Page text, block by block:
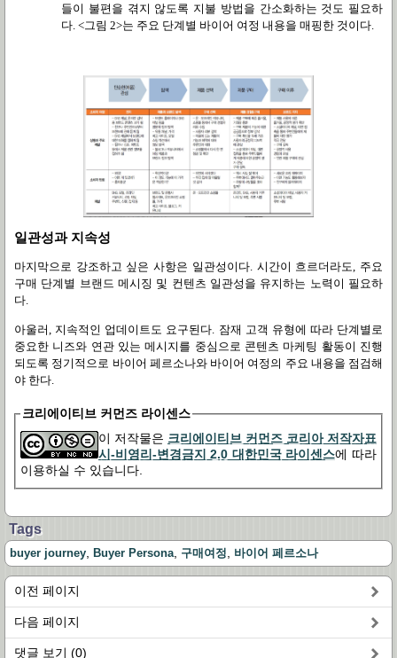
들이 불편을 겪지 않도록 지불 방법을 간소화하는 것도 필요하
다 . <그림2>는 주요 단계별 바이어 여정 내용을 매핑한 것이다
일관성과 지속성
마지막으로 강조하고 싶은 사항은 일관성이다. 시간이 흐르더라도, 주요
구매 단계별 브랜드 메시징 및 컨텐츠 일관성을 유지하는 노력이 필요하
다.
아울러, 지속적인 업데이트도 요구된다. 잠재 고객 유형에 따라 단계별로
중요한 니즈와 연관 있는 메시지를 중심으로 콘텐츠 마케팅 활동이 진행
되도록 정기적으로 바이어 페르소나와 바이어 여정의 주요 내용을 점검해
야 한다.
크리에이티브 커먼즈 라이센스
이 저작물은 크리에이티브 커먼즈 코리아 저작자표
시-비영리-변경금지 2.0 대한민국 라이센스에 따라
이용하실 수 있습니다.
Tags
buyer journey Buyer Persona 구매여정 바이어 페르소나
이전 페이지
다음 페이지
댓글 보기 (0)